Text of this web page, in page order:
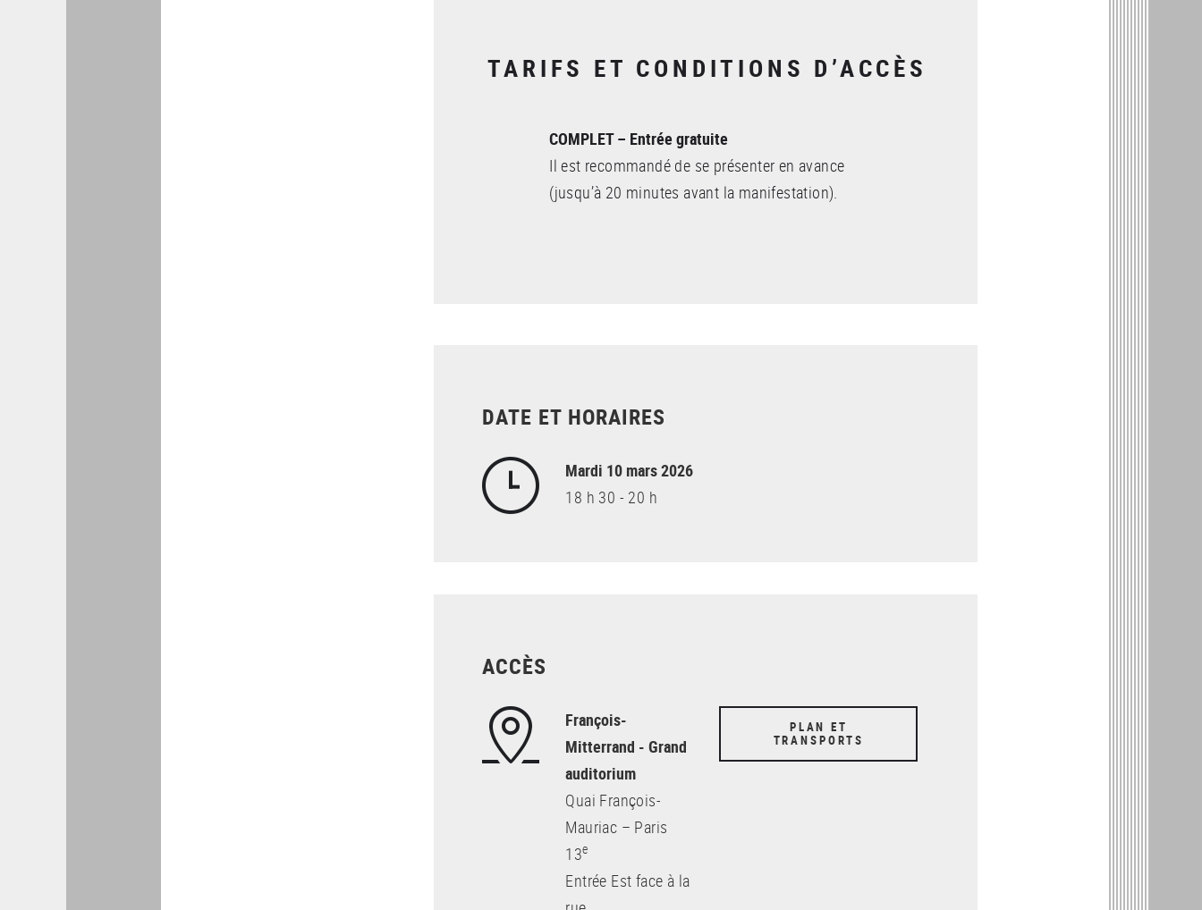
TARIFS ET CONDITIONS D’ACCÈS
COMPLET – Entrée gratuite
Il est recommandé de se présenter en avance
(jusqu’à 20 minutes avant la manifestation).
DATE ET HORAIRES
Mardi 10 mars 2026
18 h 30 - 20 h
ACCÈS
François-
Mitterrand - Grand
auditorium
Quai François-
Mauriac – Paris
13e
Entrée Est face à la
PLAN ET
TRANSPORTS